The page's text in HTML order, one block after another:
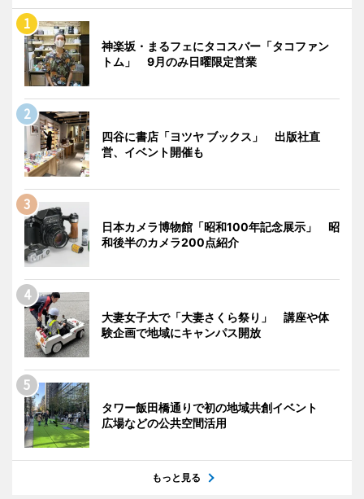
神楽坂・まるフェにタコスバー「タコファン
トム」 9月のみ日曜限定営業
四谷に書店「ヨツヤ ブックス」 出版社直
営、イベント開催も
日本カメラ博物館「昭和100年記念展示」 昭
和後半のカメラ200点紹介
大妻女子大で「大妻さくら祭り」 講座や体
験企画で地域にキャンパス開放
タワー飯田橋通りで初の地域共創イベント
広場などの公共空間活用
もっと見る